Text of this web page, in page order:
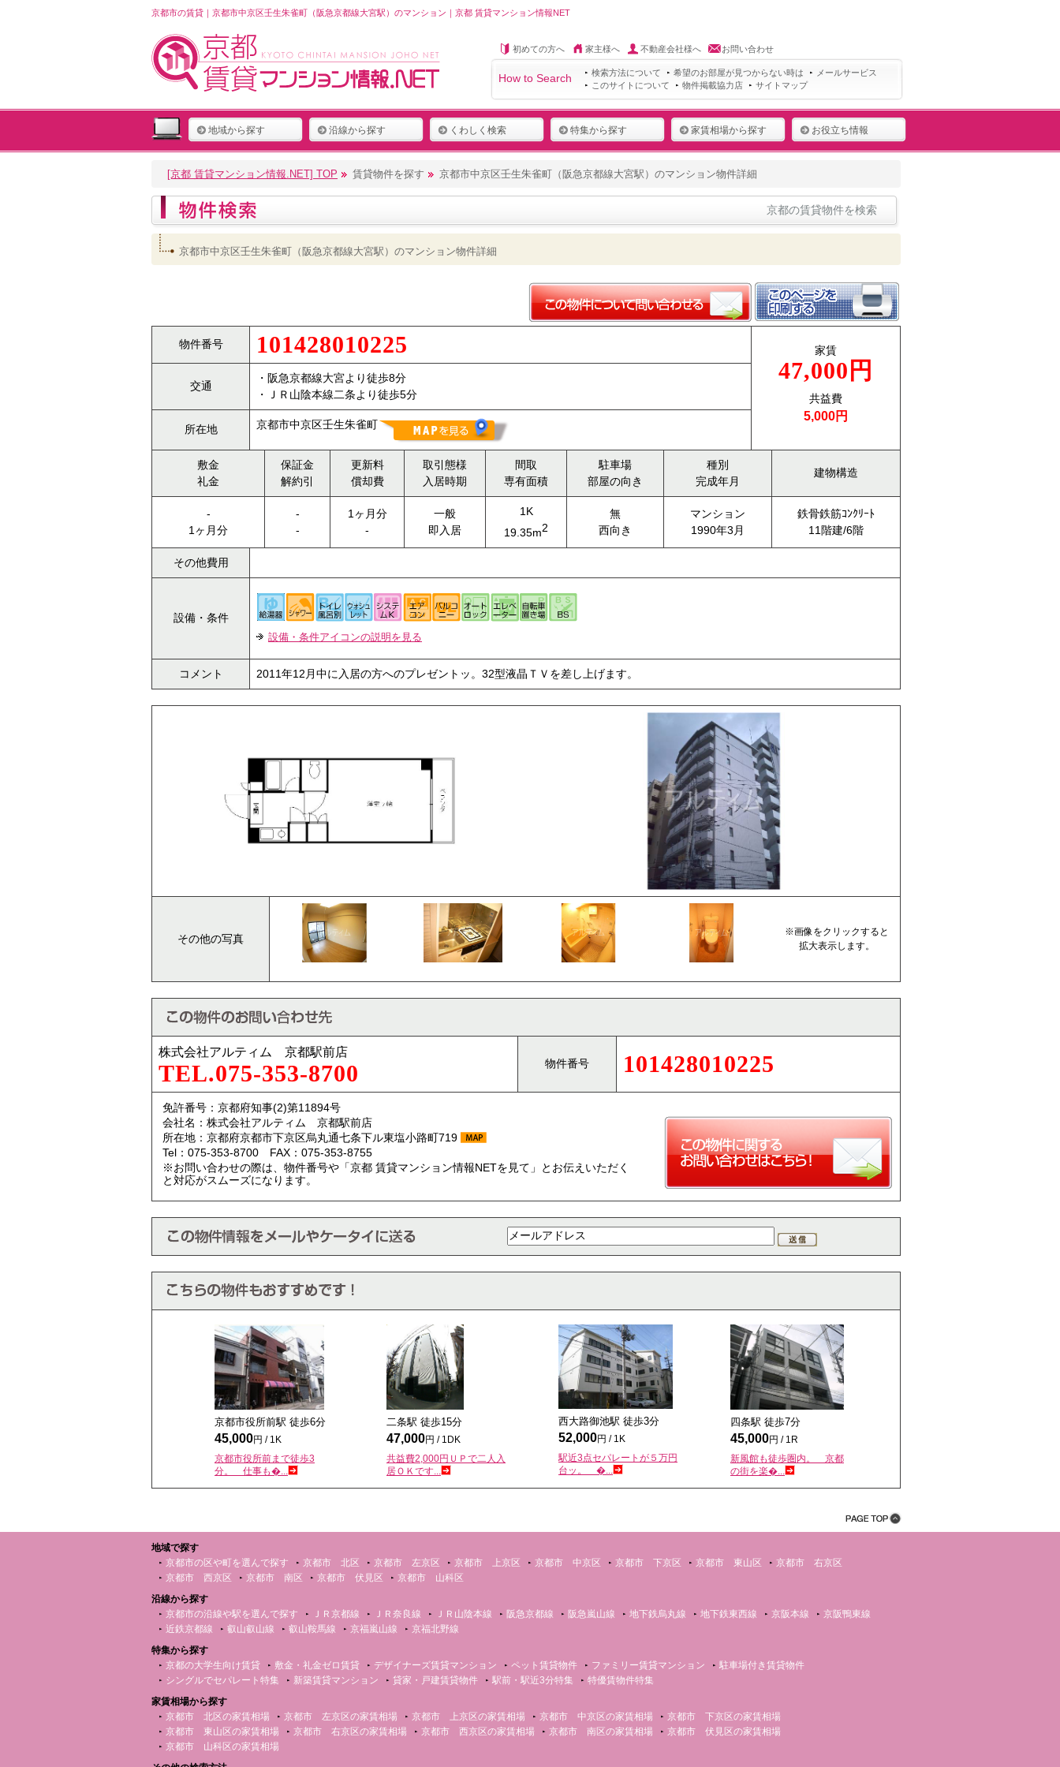
京都市の賃貸｜京都市中京区壬生朱雀町（阪急京都線大宮駅）のマンション｜京都 賃貸マンション情報NET
初めての方へ 家主様へ 不動産会社様へ お問い合わせ
How to Search 検索方法について 希望のお部屋が見つからない時は
メールサービス
このサイトについて
物件掲載協力店 サイトマップ
地域から探す 沿線から探す くわしく検索 特集から探す 家賃相場から探す お役立ち情報
[京都 賃貸マンション情報.NET] TOP 賃貸物件を探す 京都市中京区壬生朱雀町（阪急京都線大宮駅）のマンション物件詳細
京都の賃貸物件を検索
京都市中京区壬生朱雀町（阪急京都線大宮駅）のマンション物件詳細
物件番号 101428010225 家賃
47,000円
共益費
5,000円
交通
・阪急京都線大宮より徒歩8分
・ＪＲ山陰本線二条より徒歩5分
所在地 京都市中京区壬生朱雀町
敷金
礼金
保証金
解約引
更新料
償却費
取引態様
入居時期
間取
専有面積
駐車場
部屋の向き
種別
完成年月
建物構造
-
1ヶ月分
-
-
1ヶ月分
-
一般
即入居
1K
19.35m2
無
西向き
マンション
1990年3月
鉄骨鉄筋ｺﾝｸﾘｰﾄ
11階建/6階
その他費用
設備・条件
設備・条件アイコンの説明を見る
コメント 2011年12月中に入居の方へのプレゼントッ。32型液晶ＴＶを差し上げます。
その他の写真
※画像をクリックすると
拡大表示します。
株式会社アルティム 京都駅前店
TEL.075-353-8700 物件番号 101428010225
免許番号：京都府知事(2)第11894号
会社名：株式会社アルティム 京都駅前店
所在地：京都府京都市下京区烏丸通七条下ル東塩小路町719
Tel：075-353-8700 FAX：075-353-8755
※お問い合わせの際は、物件番号や「京都 賃貸マンション情報NETを見て」とお伝えいただく
と対応がスムーズになります。
京都市役所前駅 徒歩6分
45,000円 / 1K
京都市役所前まで徒歩3
分。 仕事も�...
二条駅 徒歩15分
47,000円 / 1DK
共益費2,000円ＵＰで二人入
居ＯＫです...
西大路御池駅 徒歩3分
52,000円 / 1K
駅近3点セパレートが５万円
台ッ。 �...
四条駅 徒歩7分
45,000円 / 1R
新風館も徒歩圏内。 京都
の街を楽�...
地域で探す
京都市の区や町を選んで探す
京都市 北区 京都市 左京区 京都市 上京区 京都市 中京区 京都市 下京区 京都市 東山区
京都市 右京区
京都市 西京区
京都市 南区 京都市 伏見区
京都市 山科区
沿線から探す
京都市の沿線や駅を選んで探す
ＪＲ京都線 ＪＲ奈良線 ＪＲ山陰本線 阪急京都線 阪急嵐山線 地下鉄烏丸線 地下鉄東西線 京阪本線
京阪鴨東線
近鉄京都線
叡山叡山線 叡山鞍馬線 京福嵐山線
京福北野線
特集から探す
京都の大学生向け賃貸
敷金・礼金ゼロ賃貸 デザイナーズ賃貸マンション ペット賃貸物件 ファミリー賃貸マンション
駐車場付き賃貸物件
シングルでセパレート特集
新築賃貸マンション 貸家・戸建賃貸物件 駅前・駅近3分特集
特優賃物件特集
家賃相場から探す
京都市 北区の家賃相場
京都市 左京区の家賃相場 京都市 上京区の家賃相場 京都市 中京区の家賃相場
京都市 下京区の家賃相場
京都市 東山区の家賃相場
京都市 右京区の家賃相場 京都市 西京区の家賃相場 京都市 南区の家賃相場
京都市 伏見区の家賃相場
京都市 山科区の家賃相場